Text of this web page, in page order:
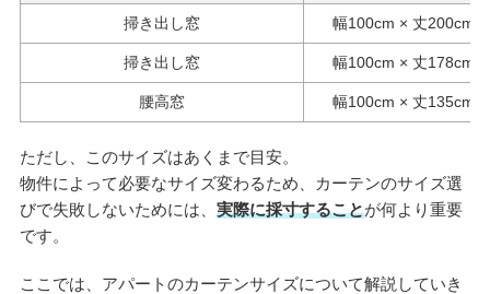
掃き出し窓 幅100cm × 丈200cm
掃き出し窓 幅100cm × 丈178cm
腰高窓 幅100cm × 丈135cm
ただし、このサイズはあくまで目安。
物件によって必要なサイズ変わるため、カーテンのサイズ選
びで失敗しないためには、 実際に採寸することが何より重要
です。
ここでは、アパートのカーテンサイズについて解説していき